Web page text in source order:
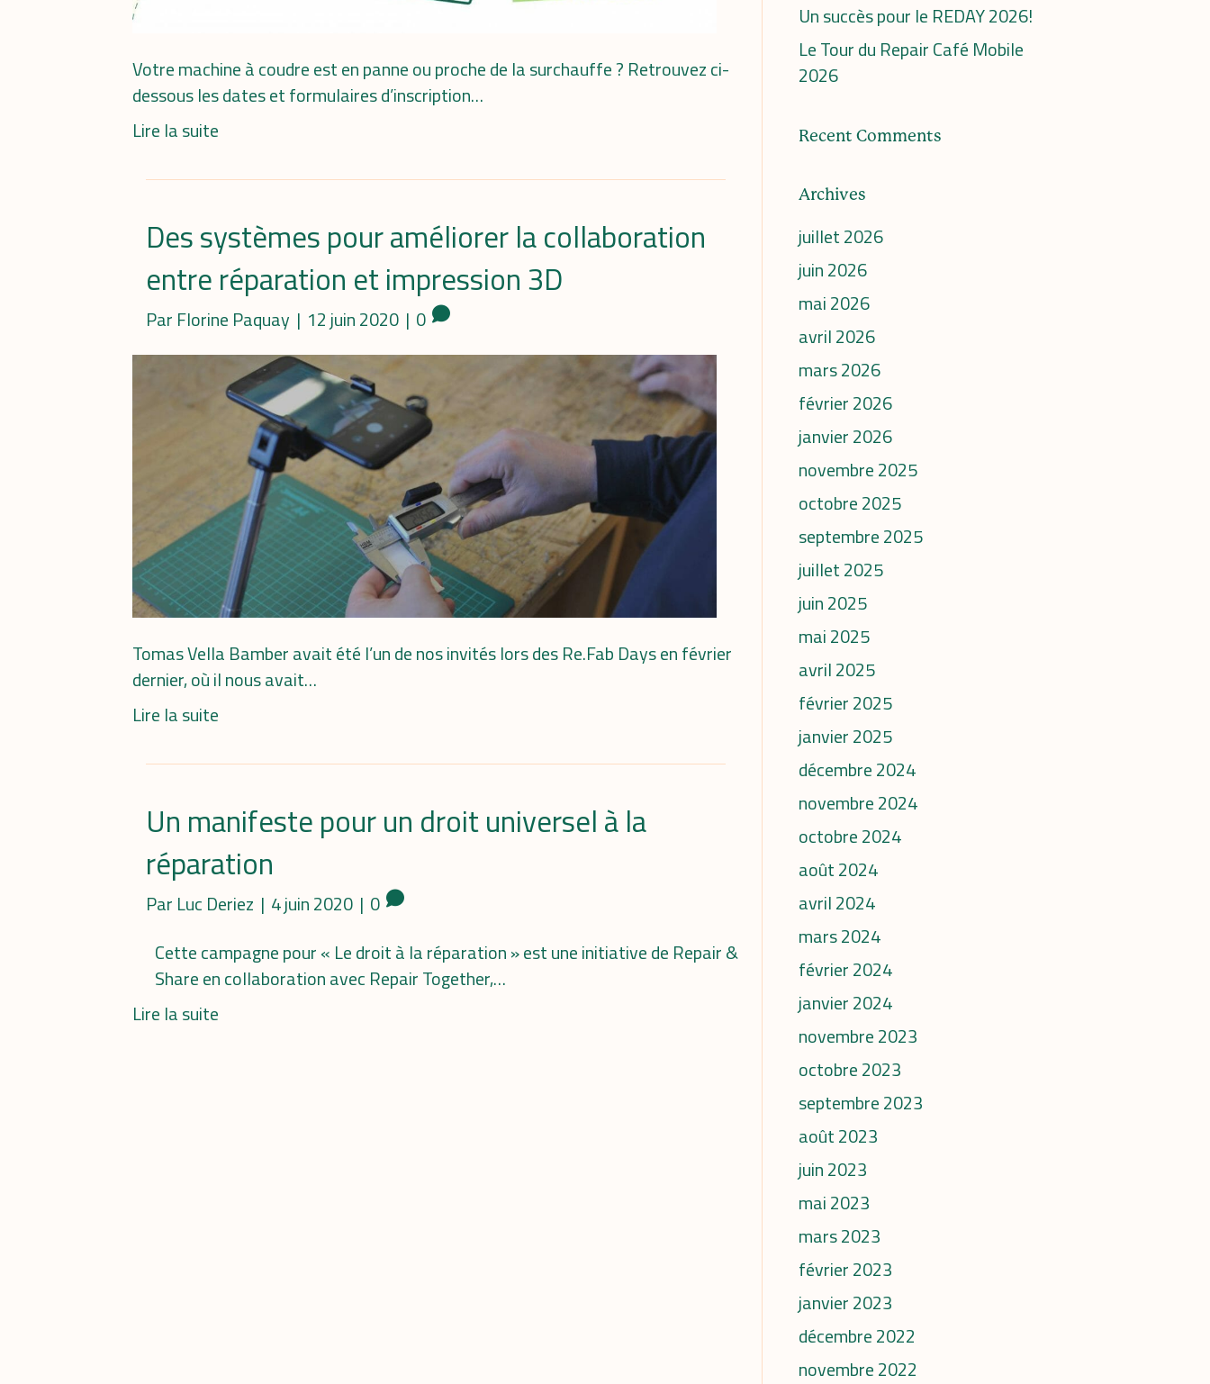
Votre machine à coudre est en panne ou proche de la surchauffe ? Retrouvez ci-
dessous les dates et formulaires d’inscription…
Lire la suite
Des systèmes pour améliorer la collaboration
entre réparation et impression 3D
Par Florine Paquay | 12 juin 2020 | 0
Tomas Vella Bamber avait été l’un de nos invités lors des Re.Fab Days en février
dernier, où il nous avait…
Lire la suite
Un manifeste pour un droit universel à la
réparation
Par Luc Deriez | 4 juin 2020 | 0
Cette campagne pour « Le droit à la réparation » est une initiative de Repair &
Share en collaboration avec Repair Together,…
Lire la suite
Un succès pour le REDAY 2026!
Le Tour du Repair Café Mobile
2026
Recent Comments
Archives
juillet 2026
juin 2026
mai 2026
avril 2026
mars 2026
février 2026
janvier 2026
novembre 2025
octobre 2025
septembre 2025
juillet 2025
juin 2025
mai 2025
avril 2025
février 2025
janvier 2025
décembre 2024
novembre 2024
octobre 2024
août 2024
avril 2024
mars 2024
février 2024
janvier 2024
novembre 2023
octobre 2023
septembre 2023
août 2023
juin 2023
mai 2023
mars 2023
février 2023
janvier 2023
décembre 2022
novembre 2022